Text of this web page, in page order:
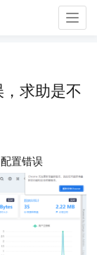
求助是不
置错误